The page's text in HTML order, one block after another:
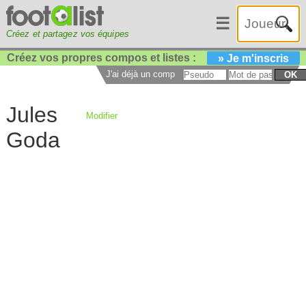
Créez et partagez vos équipes
☰
Créez vos propres compos et listes : » Je m'inscris
J'ai déjà un compte : OK
Jules
Goda
Modifier